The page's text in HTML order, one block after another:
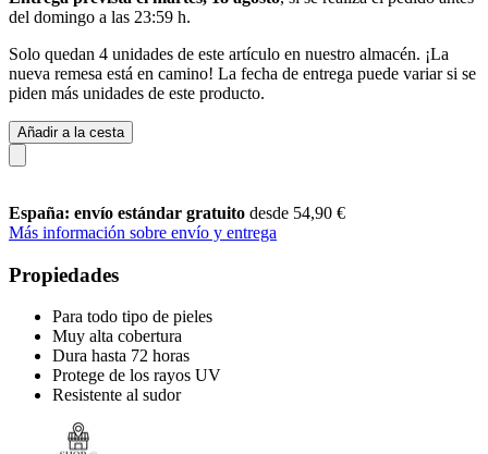
del domingo a las 23:59 h.
Solo quedan 4 unidades de este artículo en nuestro almacén. ¡La
nueva remesa está en camino! La fecha de entrega puede variar si se
piden más unidades de este producto.
Añadir a la cesta
España: envío estándar gratuito desde 54,90 €
Más información sobre envío y entrega
Propiedades
Para todo tipo de pieles
Muy alta cobertura
Dura hasta 72 horas
Protege de los rayos UV
Resistente al sudor